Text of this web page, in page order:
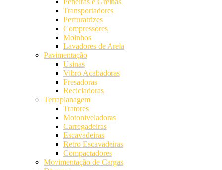
Peneiras e Grelhas
Transportadores
Perfuratrizes
Compressores
Moinhos
Lavadores de Areia
Pavimentação
Usinas
Vibro Acabadoras
Fresadoras
Recicladoras
Terraplanagem
Tratores
Motoniveladoras
Carregadeiras
Escavadeiras
Retro Escavadeiras
Compactadores
Movimentação de Cargas